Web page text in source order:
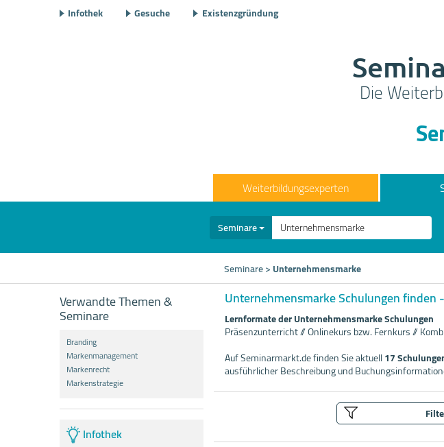
Infothek Gesuche Existenzgründung
Die
Weiterbildungsexperten
Seminare
Seminare>Unternehmensmarke
Verwandte Themen &
Seminare
Branding
Markenmanagement
Markenrecht
Markenstrategie
Infothek
Unternehmensmarke Schulungen finden
Lernformate der Unternehmensmarke Schulungen
Präsenzunterricht // Onlinekurs bzw. Fernkurs //
Auf Seminarmarkt.de finden Sie aktuell17
ausführlicher Beschreibung und